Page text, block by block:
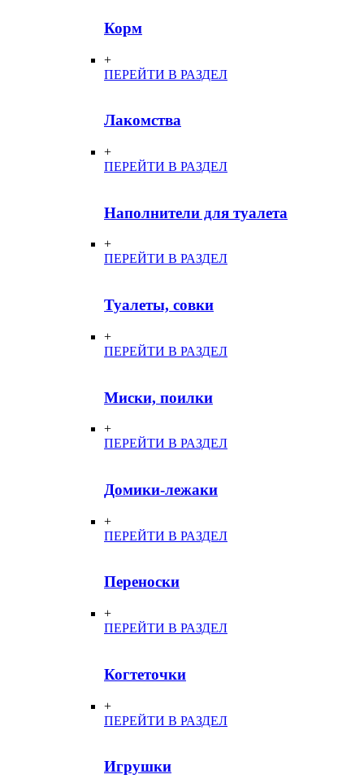
Корм
+
ПЕРЕЙТИ В РАЗДЕЛ
Лакомства
+
ПЕРЕЙТИ В РАЗДЕЛ
Наполнители для туалета
+
ПЕРЕЙТИ В РАЗДЕЛ
Туалеты, совки
+
ПЕРЕЙТИ В РАЗДЕЛ
Миски, поилки
+
ПЕРЕЙТИ В РАЗДЕЛ
Домики-лежаки
+
ПЕРЕЙТИ В РАЗДЕЛ
Переноски
+
ПЕРЕЙТИ В РАЗДЕЛ
Когтеточки
+
ПЕРЕЙТИ В РАЗДЕЛ
Игрушки